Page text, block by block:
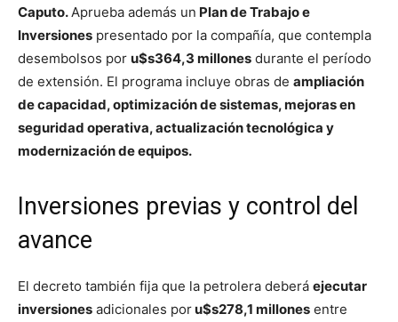
Caputo. Aprueba además un Plan de Trabajo e
Inversiones presentado por la compañía, que contempla
desembolsos por u$s364,3 millones durante el período
de extensión. El programa incluye obras de ampliación
de capacidad, optimización de sistemas, mejoras en
seguridad operativa, actualización tecnológica y
modernización de equipos.
Inversiones previas y control del
avance
El decreto también fija que la petrolera deberá ejecutar
inversiones adicionales poru$s278,1 millones entre